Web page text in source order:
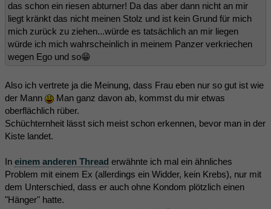
das schon ein riesen abturner! Da das aber dann nicht an mir
liegt kränkt das nicht meinen Stolz und ist kein Grund für mich
mich zurück zu ziehen...würde es tatsächlich an mir liegen
würde ich mich wahrscheinlich in meinem Panzer verkriechen
wegen Ego und so😁
Also ich vertrete ja die Meinung, dass Frau eben nur so gut ist wie
der Mann
Man ganz davon ab, kommst du mir etwas
oberflächlich rüber.
Schüchternheit lässt sich meist schon erkennen, bevor man in der
Kiste landet.
In einem anderen Thread erwähnte ich mal ein ähnliches
Problem mit einem Ex (allerdings ein Widder, kein Krebs), nur mit
dem Unterschied, dass er auch ohne Kondom plötzlich einen
"Hänger" hatte.